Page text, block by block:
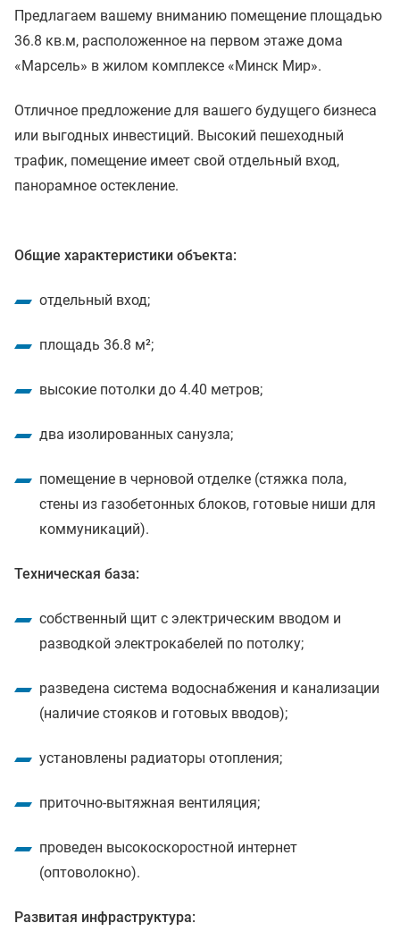
Предлагаем вашему вниманию помещение площадью
36.8 кв.м, расположенное на первом этаже дома
«Марсель» в жилом комплексе «Минск Мир».
Отличное предложение для вашего будущего бизнеса
или выгодных инвестиций. Высокий пешеходный
трафик, помещение имеет свой отдельный вход,
панорамное остекление.
Общие характеристики объекта:
отдельный вход;
площадь 36.8 м²;
высокие потолки до 4.40 метров;
два изолированных санузла;
помещение в черновой отделке (стяжка пола,
стены из газобетонных блоков, готовые ниши для
коммуникаций).
Техническая база:
собственный щит с электрическим вводом и
разводкой электрокабелей по потолку;
разведена система водоснабжения и канализации
(наличие стояков и готовых вводов);
установлены радиаторы отопления;
приточно-вытяжная вентиляция;
проведен высокоскоростной интернет
(оптоволокно).
Развитая инфраструктура: